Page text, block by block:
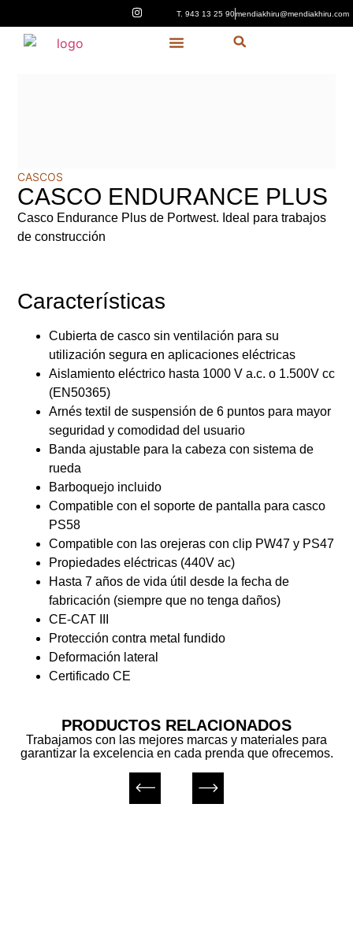
T. 943 13 25 90mendiakhiru@mendiakhiru.com
CASCOS
CASCO ENDURANCE PLUS
Casco Endurance Plus de Portwest. Ideal para trabajos
de construcción
Características
Cubierta de casco sin ventilación para su
utilización segura en aplicaciones eléctricas
Aislamiento eléctrico hasta 1000 V a.c. o 1.500V cc
(EN50365)
Arnés textil de suspensión de 6 puntos para mayor
seguridad y comodidad del usuario
Banda ajustable para la cabeza con sistema de
rueda
Barboquejo incluido
Compatible con el soporte de pantalla para casco
PS58
Compatible con las orejeras con clip PW47 y PS47
Propiedades eléctricas (440V ac)
Hasta 7 años de vida útil desde la fecha de
fabricación (siempre que no tenga daños)
CE-CAT III
Protección contra metal fundido
Deformación lateral
Certificado CE
PRODUCTOS RELACIONADOS
Trabajamos con las mejores marcas y materiales para
garantizar la excelencia en cada prenda que ofrecemos.